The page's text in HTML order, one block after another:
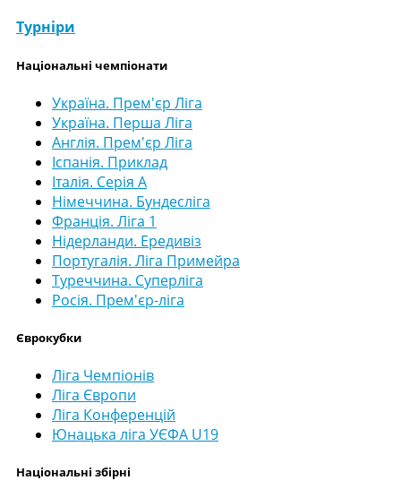
Турніри
Національні чемпіонати
Україна. Прем'єр Ліга
Україна. Перша Ліга
Англія. Прем'єр Ліга
Іспанія. Приклад
Італія. Серія А
Німеччина. Бундесліга
Франція. Ліга 1
Нідерланди. Ередивіз
Португалія. Ліга Примейра
Туреччина. Суперліга
Росія. Прем'єр-ліга
Єврокубки
Ліга Чемпіонів
Ліга Європи
Ліга Конференцій
Юнацька ліга УЄФА U19
Національні збірні